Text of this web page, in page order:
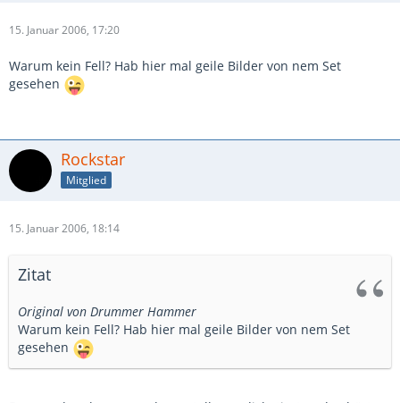
15. Januar 2006, 17:20
Warum kein Fell? Hab hier mal geile Bilder von nem Set
gesehen
Rockstar
Mitglied
15. Januar 2006, 18:14
Zitat
Original von Drummer Hammer
Warum kein Fell? Hab hier mal geile Bilder von nem Set
gesehen